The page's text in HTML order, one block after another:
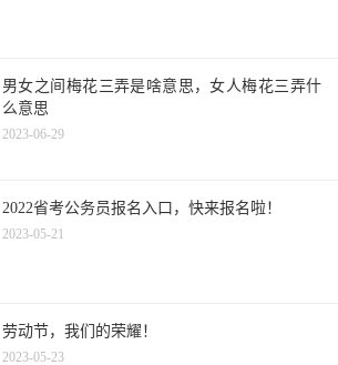
男女之间梅花三弄是啥意思，女人梅花三弄什
么意思
2023-06-29
2022省考公务员报名入口，快来报名啦！
2023-05-21
劳动节，我们的荣耀！
2023-05-23